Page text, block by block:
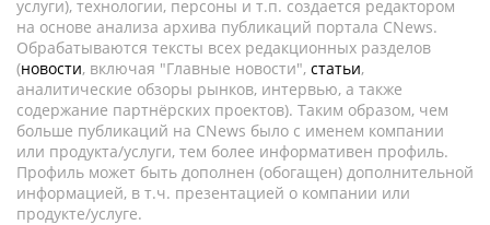
услуги), технологии, персоны и т.п. создается редактором
на основе анализа архива публикаций портала CNews.
Обрабатываются тексты всех редакционных разделов
(новости, включая "Главные новости", статьи,
аналитические обзоры рынков, интервью, а также
содержание партнёрских проектов). Таким образом, чем
больше публикаций на CNews было с именем компании
или продукта/услуги, тем более информативен профиль.
Профиль может быть дополнен (обогащен) дополнительной
информацией, в т.ч. презентацией о компании или
продукте/услуге.